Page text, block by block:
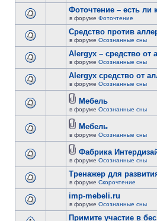
Фоточтение – есть ли
в форуме Фоточтение
Cредство против
в форуме Осознанные сны
Alergyx – средство от
в форуме Осознанные сны
Alergyx средство от
в форуме Осознанные сны
Мебель
в форуме Осознанные сны
Мебель
в форуме Осознанные сны
Фабрика
в форуме Осознанные сны
Тренажер для
в форуме Скорочтение
imp-mebeli.ru
в форуме Осознанные сны
Примите участие в